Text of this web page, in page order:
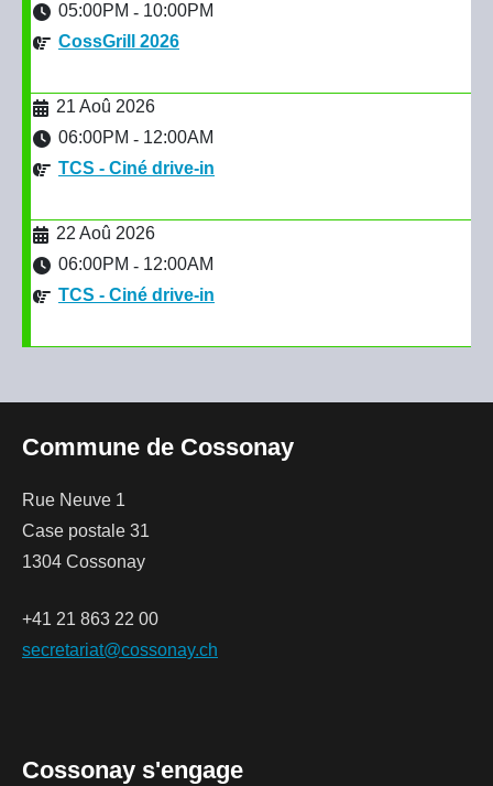
05:00PM - 10:00PM
CossGrill 2026
21 Aoû 2026
06:00PM - 12:00AM
TCS - Ciné drive-in
22 Aoû 2026
06:00PM - 12:00AM
TCS - Ciné drive-in
Commune de Cossonay
Rue Neuve 1
Case postale 31
1304 Cossonay
+41 21 863 22 00
secretariat@cossonay.ch
Cossonay s'engage